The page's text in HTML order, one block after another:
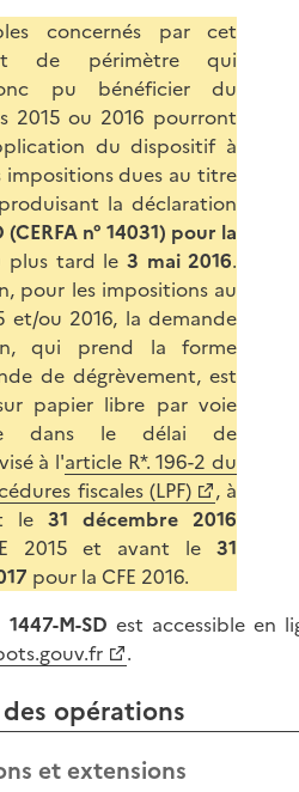
concernés par cet
de périmètre qui
pu bénéficier du
2015 ou 2016 pourront
du dispositif à
dues au titre
la déclaration
(CERFA n° 14031) pour la
plus tard le 3 mai 2016.
pour les impositions au
et/ou 2016, la demande
qui prend la forme
de dégrèvement, est
papier libre par voie
dans le délai de
à l'article R*. 196-2 du
fiscales (LPF)
, à
le31 décembre 2016
2015 et avant le31
pour la CFE 2016.
1447-M-SD est accessible en
.
opérations
et extensions